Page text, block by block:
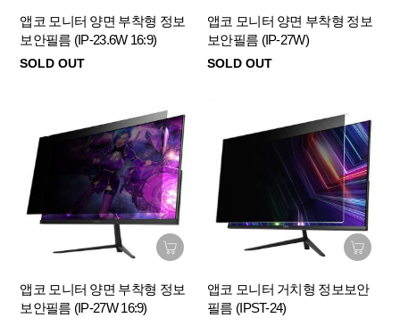
앱코 모니터 양면 부착형 정보
보안필름 (IP-23.6W 16:9)
SOLD OUT
앱코 모니터 양면 부착형 정보
보안필름 (IP-27W)
SOLD OUT
앱코 모니터 양면 부착형 정보
보안필름 (IP-27W 16:9)
앱코 모니터 거치형 정보보안
필름 (IPST-24)